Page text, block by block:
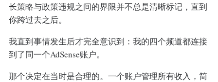
长策略与政策违规之间的界限并不总是清晰标记，直到
你跨过去之后。
我直到事情发生后才完全意识到：我的四个频道都连接
到了同一个AdSense账户。
那个决定在当时是合理的。一个账户管理所有收入，简